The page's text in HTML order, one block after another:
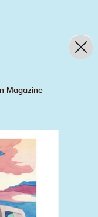
Magazine